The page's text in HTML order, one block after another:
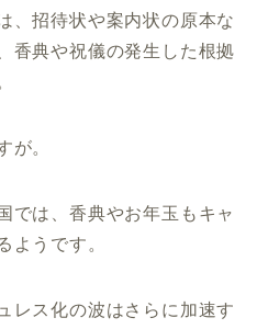
、招待状や案内状の原本な
香典や祝儀の発生した根拠
が。
では、香典やお年玉もキャ
ようです。
レス化の波はさらに加速す